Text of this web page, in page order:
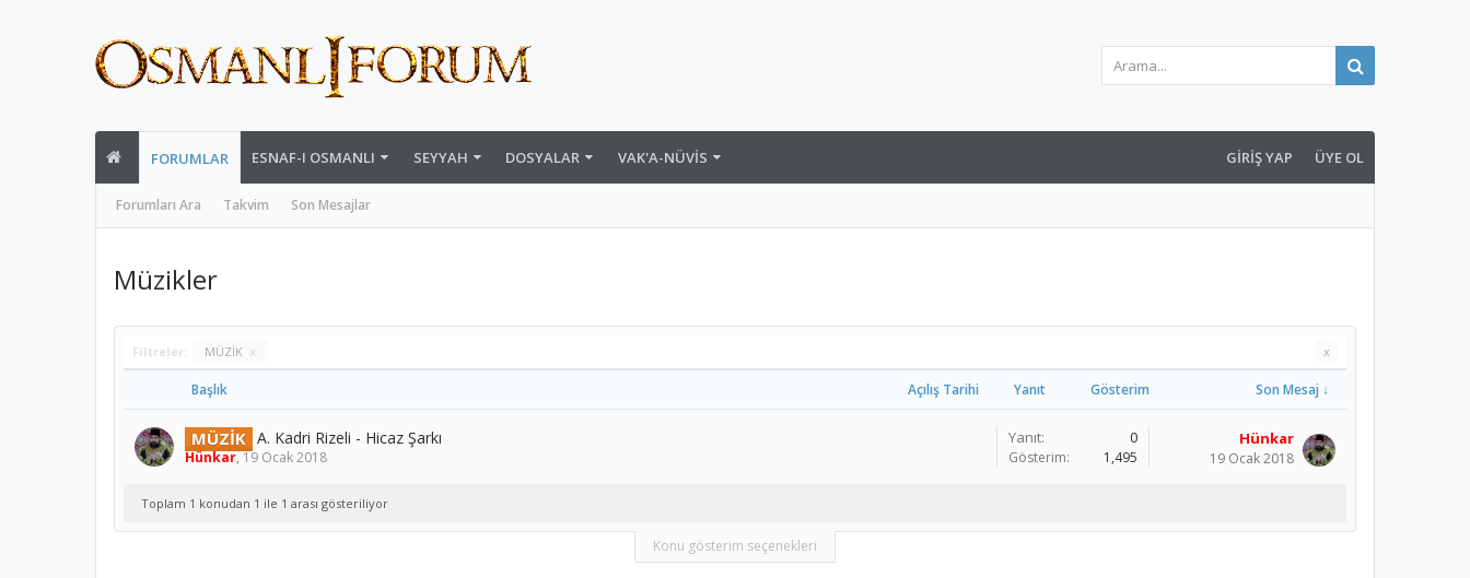
FORUMLAR
Forumları Ara Takvim Son Mesajlar
ESNAF-I OSMANLI SEYYAH DOSYALAR VAK'A-NÜVIS GIRIŞ YAP ÜYE OL
Müzikler
Filtreler: MÜZİK x x
Başlık Açılış Tarihi Yanıt Gösterim Son Mesaj ↓
MÜZİK A. Kadri Rizeli - Hicaz Şarkı
Hünkar,19 Ocak 2018
Yanıt: 0
Gösterim: 1,495
Hünkar
19 Ocak 2018
Toplam 1 konudan 1 ile 1 arası gösteriliyor
Konu gösterim seçenekleri